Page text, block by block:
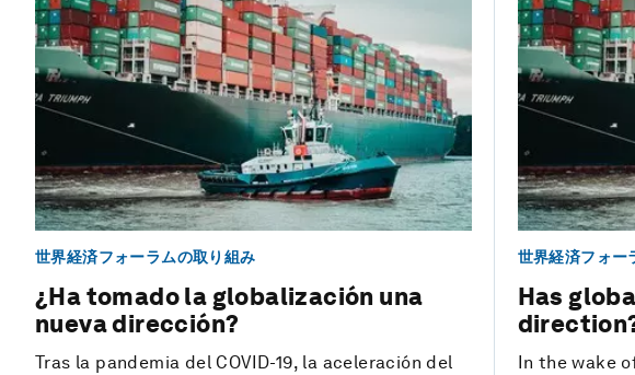
世界経済フォーラムの取り組み
¿Ha tomado la globalización una
nueva dirección?
Tras la pandemia del COVID-19, la aceleración del
世界経済フォー
Has
In the wake